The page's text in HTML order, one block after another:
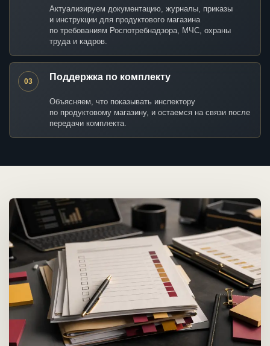
Актуализируем документацию, журналы, приказы
и инструкции для продуктового магазина
по требованиям Роспотребнадзора, МЧС, охраны
труда и кадров.
03 Поддержка по комплекту
Объясняем, что показывать инспектору
по продуктовому магазину, и остаемся на связи после
передачи комплекта.